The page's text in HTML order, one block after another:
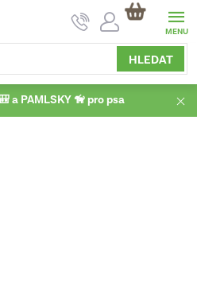
HLEDAT
NÁKUPNÍ
KOŠÍK
a PAMLSKY 🦮 pro psa